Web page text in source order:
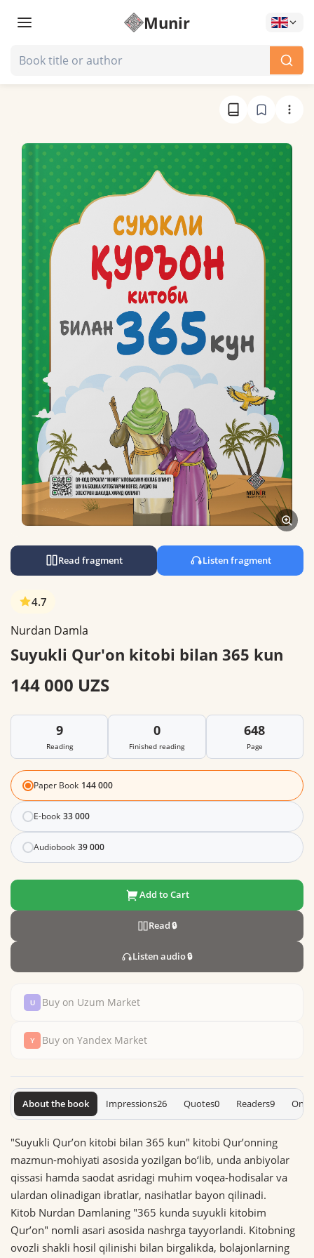
Munir
Read fragment Listen fragment
4.7
Nurdan Damla
Suyukli Qur'on kitobi bilan 365 kun
144 000 UZS
9
Reading
0
Finished reading
648
Page
Paper Book 144 000
E-book 33 000
Audiobook 39 000
Add to Cart
Read🔒
Listen audio🔒
Buy on Uzum Market
Buy on Yandex Market
About the book Impressions26 Quotes0 Readers9 On
"Suyukli Qurʼon kitobi bilan 365 kun" kitobi Qurʼonning
mazmun-mohiyati asosida yozilgan bo‘lib, unda anbiyolar
qissasi hamda saodat asridagi muhim voqea-hodisalar va
ulardan olinadigan ibratlar, nasihatlar bayon qilinadi.
Kitob Nurdan Damlaning "365 kunda suyukli kitobim
Qurʼon" nomli asari asosida nashrga tayyorlandi. Kitobning
ovozli shakli hosil qilinishi bilan birgalikda, bolajonlarning